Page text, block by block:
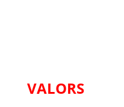
VALORS